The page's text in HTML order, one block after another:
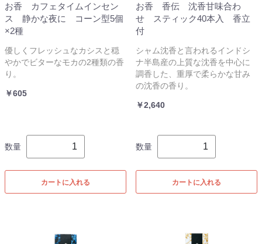
お香 カフェタイムインセン
ス 静かな夜に コーン型5個
×2種
優しくフレッシュなカシスと穏
やかでビターなモカの2種類の香
り。
￥605
数量
カートに入れる
お香 香伝 沈香甘味合わ
せ スティック40本入 香立
付
シャム沈香と言われるインドシ
ナ半島産の上質な沈香を中心に
調香した、重厚で柔らかな甘み
の沈香の香り。
￥2,640
数量
カートに入れる